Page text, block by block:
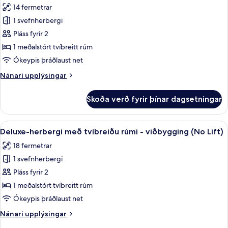
fyrir
Comfort-
herbergi
með
tvíbreiðu
rúmi
-
(No
Lift)
14 fermetrar
1 svefnherbergi
Pláss fyrir 2
1 meðalstórt tvíbreitt rúm
Ókeypis þráðlaust net
Nánari upplýsingar
Nánari
herbergi
með
tvíbreiðu
viðbygging
(No
Lift)
Skoða verð fyrir þínar dagsetningar
Skoða
allar
myndir
fyrir
Deluxe-
herbergi
með
rúmi
Deluxe-herbergi með tvíbreiðu
4
Deluxe-herbergi með tvíbreiðu rúmi - viðbygging (No Lift)
18 fermetrar
1 svefnherbergi
Pláss fyrir 2
1 meðalstórt tvíbreitt rúm
Ókeypis þráðlaust net
Nánari upplýsingar
Nánari